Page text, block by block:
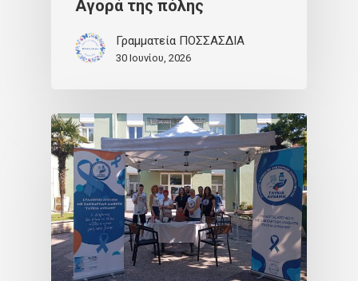
Αγορά της πόλης
Γραμματεία ΠΟΣΣΑΣΔΙΑ
30 Ιουνίου, 2026